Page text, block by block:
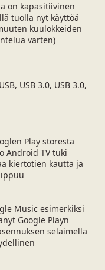
on kapasitiivinen
tuolla nyt käyttöä
kuulokkeiden
varten)
USB 3.0, USB 3.0,
Play storesta
Android TV tuki
kiertotien kautta ja
Music esimerkiksi
Google Playn
selaimella